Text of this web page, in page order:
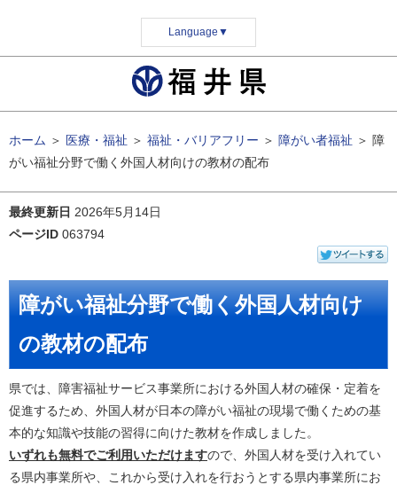
Language ▼
ホーム ＞ 医療・福祉 ＞ 福祉・バリアフリー ＞ 障がい者福祉 ＞ 障
がい福祉分野で働く外国人材向けの教材の配布
最終更新日 2026年5月14日
ページID 063794
障がい福祉分野で働く外国人材向け
の教材の配布
県では、障害福祉サービス事業所における外国人材の確保・定着を
促進するため、外国人材が日本の障がい福祉の現場で働くための基
本的な知識や技能の習得に向けた教材を作成しました。
いずれも無料でご利用いただけますので、外国人材を受け入れてい
る県内事業所や、これから受け入れを行おうとする県内事業所にお